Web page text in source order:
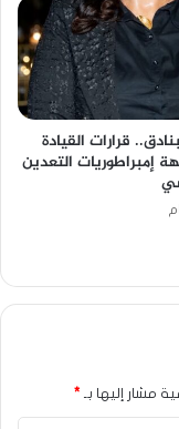
قرارات القيادة
إمبراطوريات التعدين
مشار إليها بـ *